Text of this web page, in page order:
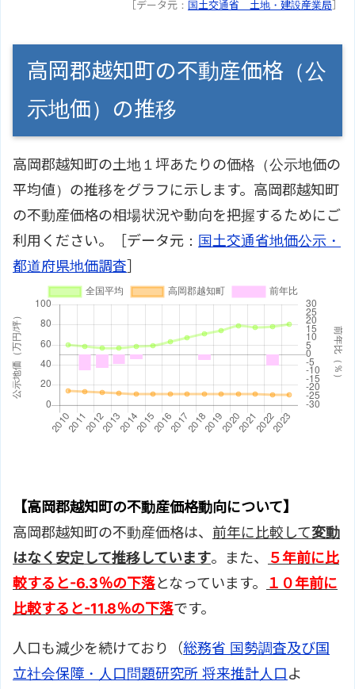
［データ元： 国土交通省 土地・建設産業局］
高岡郡越知町の不動産価格（公
示地価）の推移
高岡郡越知町の土地１坪あたりの価格（公示地価の
平均値）の推移をグラフに示します。高岡郡越知町
の不動産価格の相場状況や動向を把握するためにご
利用ください。［データ元： 国土交通省地価公示・
都道府県地価調査］
【高岡郡越知町の不動産価格動向について】
高岡郡越知町の不動産価格は、 前年に比較して変動
はなく安定して推移しています。また、
５年前に比
較すると-6.3％の下落となっています。
１０年前に
比較すると-11.8％の下落です。
人口も減少を続けており（総務省 国勢調査及び国
立社会保障・人口問題研究所 将来推計人口よ